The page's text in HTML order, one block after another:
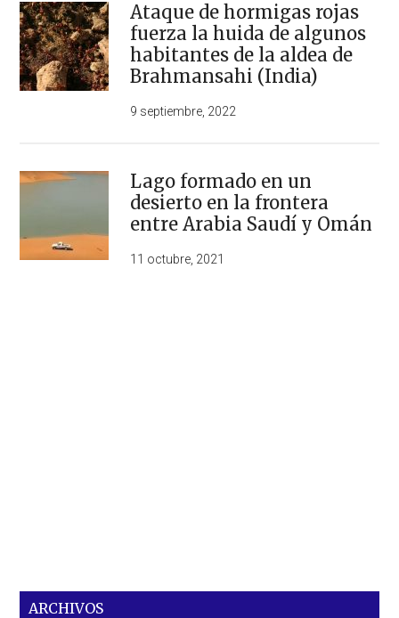
Ataque de hormigas rojas
fuerza la huida de algunos
habitantes de la aldea de
Brahmansahi (India)
9 septiembre, 2022
Lago formado en un
desierto en la frontera
entre Arabia Saudí y Omán
11 octubre, 2021
ARCHIVOS